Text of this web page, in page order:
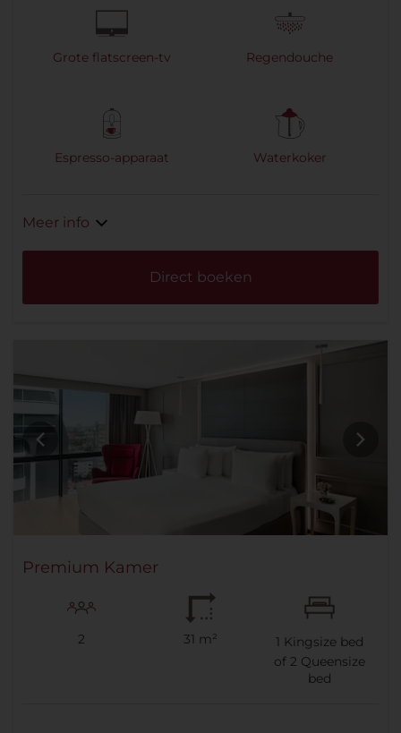
Grote flatscreen-tv Regendouche
Espresso-apparaat Waterkoker
Meer info
Direct boeken
Premium Kamer
2 31 m² 1 Kingsize bed
of 2 Queensize
bed